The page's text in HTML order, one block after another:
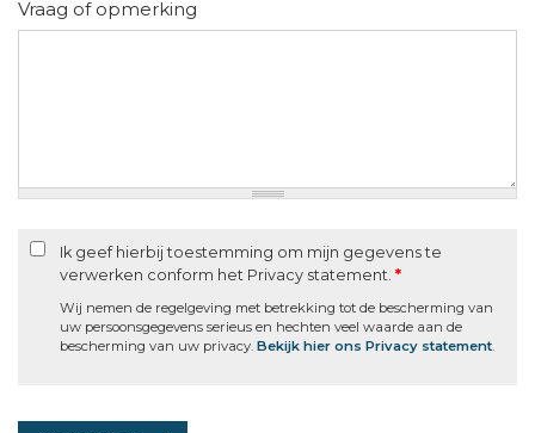
Vraag of opmerking
Ik geef hierbij toestemming om mijn gegevens te
verwerken conform het Privacy statement. *
Wij nemen de regelgeving met betrekking tot de bescherming van
uw persoonsgegevens serieus en hechten veel waarde aan de
bescherming van uw privacy. Bekijk hier ons Privacy statement.